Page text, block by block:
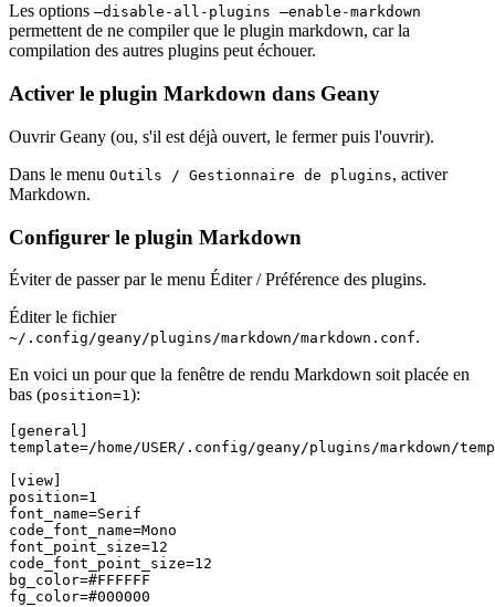
Les options –disable-all-plugins –enable-markdown
permettent de ne compiler que le plugin markdown, car la
compilation des autres plugins peut échouer.
Activer le plugin Markdown dans Geany
Ouvrir Geany (ou, s'il est déjà ouvert, le fermer puis l'ouvrir).
Dans le menu Outils / Gestionnaire de plugins, activer
Markdown.
Configurer le plugin Markdown
Éviter de passer par le menu Éditer / Préférence des plugins.
Éditer le fichier
~/.config/geany/plugins/markdown/markdown.conf.
En voici un pour que la fenêtre de rendu Markdown soit placée en
bas (position=1):
[general]
template=/home/USER/.config/geany/plugins/markdown/
[view]
position=1
font_name=Serif
code_font_name=Mono
font_point_size=12
code_font_point_size=12
bg_color=#FFFFFF
fg_color=#000000